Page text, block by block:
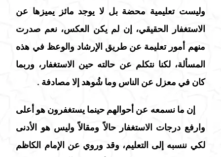
وليست تعليمية محضة بل لا يوجد مائز يميزها عن
الاستغفار الحقيقي، إن لم يكن العكس، نعم صدرت
منهم أمور تعليمة عن طريق الإرشاد والوعظ في هذه
المسألة، لكنا نتكلم عن حالته حين الاستغفار، وربما
كان في معزل عن الناس وما شُوهد إلا مصادفة .
إن ما نسمعه عن أحوالهم حينما يستغفرون هو أعلى
وارفع درجات الاستغفار حالاً ومقالاً وليس هو الأدنى
لكي ننسبه إلى التعليم، وقد وروي عن الإمام الكاظم